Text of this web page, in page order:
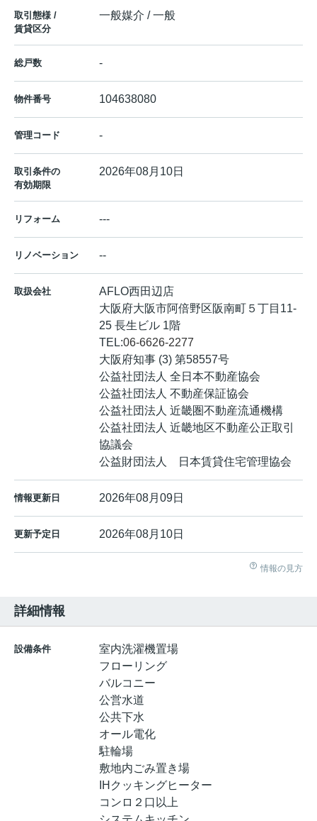
取引態様 /
賃貸区分
一般媒介 / 一般
総戸数 -
物件番号 104638080
管理コード -
取引条件の
有効期限
2026年08月10日
リフォーム ---
リノベーション --
取扱会社
AFLO西田辺店
大阪府大阪市阿倍野区阪南町５丁目11-
25 長生ビル 1階
TEL:06-6626-2277
大阪府知事 (3) 第58557号
公益社団法人 全日本不動産協会
公益社団法人 不動産保証協会
公益社団法人 近畿圏不動産流通機構
公益社団法人 近畿地区不動産公正取引
協議会
公益財団法人 日本賃貸住宅管理協会
情報更新日 2026年08月09日
更新予定日 2026年08月10日
情報の見方
詳細情報
設備条件
室内洗濯機置場
フローリング
バルコニー
公営水道
公共下水
オール電化
駐輪場
敷地内ごみ置き場
IHクッキングヒーター
コンロ２口以上